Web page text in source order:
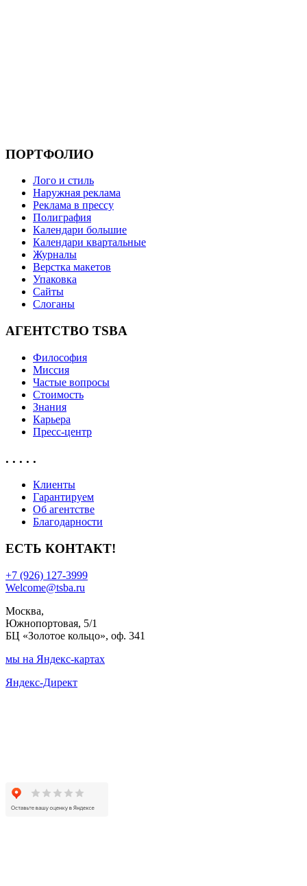
ПОРТФОЛИО
Лого и стиль
Наружная реклама
Реклама в прессу
Полиграфия
Календари большие
Календари квартальные
Журналы
Верстка макетов
Упаковка
Сайты
Слоганы
АГЕНТСТВО TSBA
Философия
Миссия
Частые вопросы
Стоимость
Знания
Карьера
Пресс-центр
. . . . .
Клиенты
Гарантируем
Об агентстве
Благодарности
ЕСТЬ КОНТАКТ!
+7 (926) 127-3999
Welcome@tsba.ru
Москва,
Южнопортовая, 5/1
БЦ «Золотое кольцо», оф. 341
мы на Яндекс-картах
Яндекс-Директ